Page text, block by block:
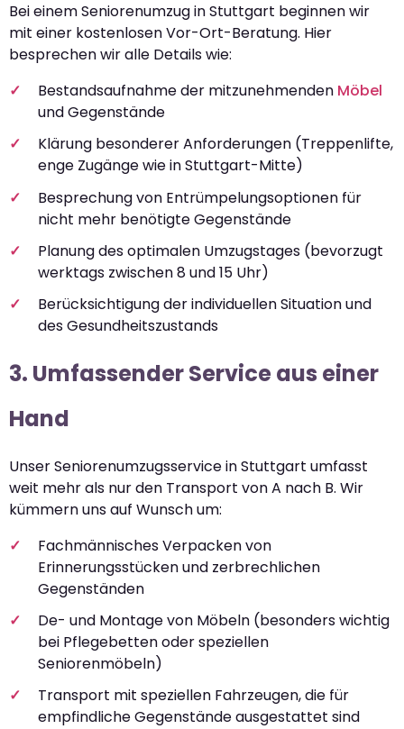
Bei einem Seniorenumzug in Stuttgart beginnen wir
mit einer kostenlosen Vor-Ort-Beratung. Hier
besprechen wir alle Details wie:
Bestandsaufnahme der mitzunehmenden Möbel
und Gegenstände
Klärung besonderer Anforderungen (Treppenlifte,
enge Zugänge wie in Stuttgart-Mitte)
Besprechung von Entrümpelungsoptionen für
nicht mehr benötigte Gegenstände
Planung des optimalen Umzugstages (bevorzugt
werktags zwischen 8 und 15 Uhr)
Berücksichtigung der individuellen Situation und
des Gesundheitszustands
3. Umfassender Service aus einer
Hand
Unser Seniorenumzugsservice in Stuttgart umfasst
weit mehr als nur den Transport von A nach B. Wir
kümmern uns auf Wunsch um:
Fachmännisches Verpacken von
Erinnerungsstücken und zerbrechlichen
Gegenständen
De- und Montage von Möbeln (besonders wichtig
bei Pflegebetten oder speziellen
Seniorenmöbeln)
Transport mit speziellen Fahrzeugen, die für
empfindliche Gegenstände ausgestattet sind